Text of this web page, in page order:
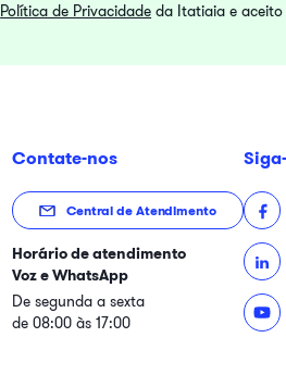
Política de Privacidade da Itatiaia e aceito
Contate-nos
Central de Atendimento
Horário de atendimento
Voz e WhatsApp
De segunda a sexta
de 08:00 às 17:00